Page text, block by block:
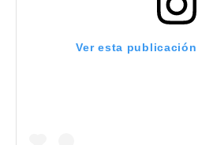
Ver esta